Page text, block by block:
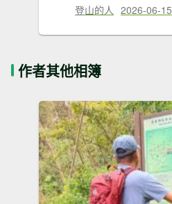
登山的人 2026-06-15
作者其他相簿